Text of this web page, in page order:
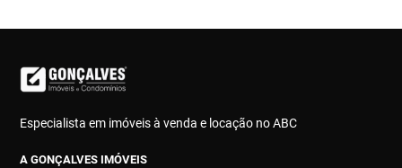
Especialista em imóveis à venda e locação no ABC
A GONÇALVES IMÓVEIS